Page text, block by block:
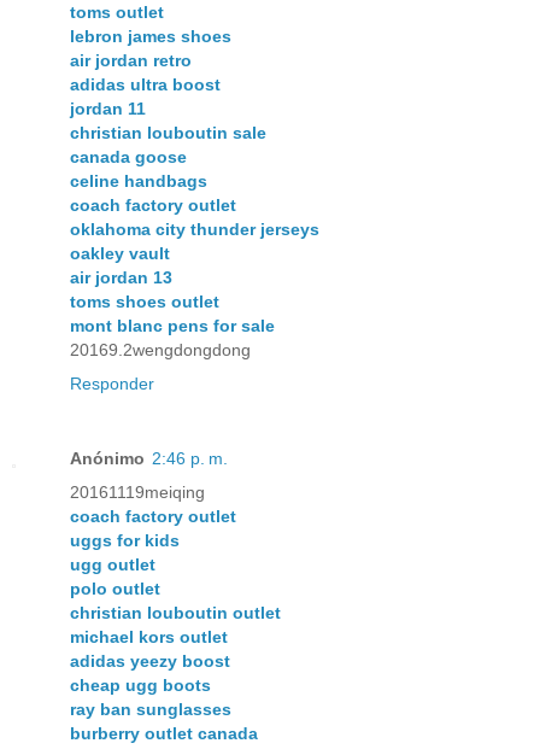
toms outlet
lebron james shoes
air jordan retro
adidas ultra boost
jordan 11
christian louboutin sale
canada goose
celine handbags
coach factory outlet
oklahoma city thunder jerseys
oakley vault
air jordan 13
toms shoes outlet
mont blanc pens for sale
20169.2wengdongdong
Responder
Anónimo 2:46 p. m.
20161119meiqing
coach factory outlet
uggs for kids
ugg outlet
polo outlet
christian louboutin outlet
michael kors outlet
adidas yeezy boost
cheap ugg boots
ray ban sunglasses
burberry outlet canada